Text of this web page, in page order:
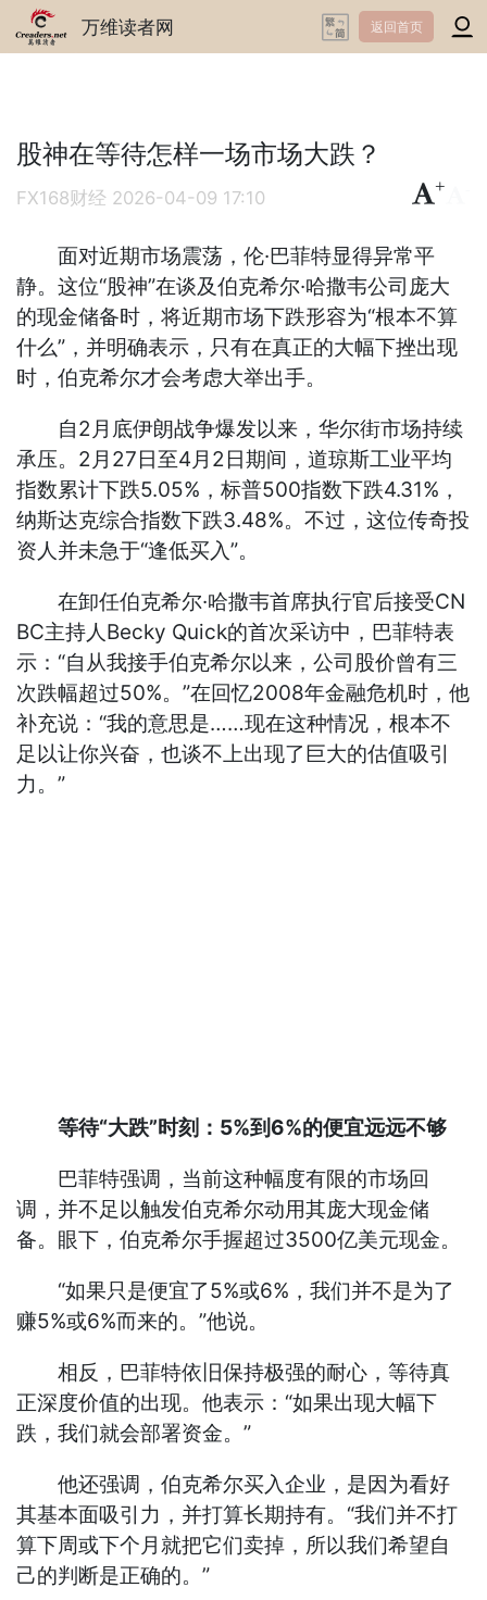
万维读者网 返回首页
股神在等待怎样一场市场大跌？
FX168财经 2026-04-09 17:10
+
面对近期市场震荡，伦·巴菲特显得异常平
静。这位“股神”在谈及伯克希尔·哈撒韦公司庞大
的现金储备时，将近期市场下跌形容为“根本不算
什么”，并明确表示，只有在真正的大幅下挫出现
时，伯克希尔才会考虑大举出手。
自2月底伊朗战争爆发以来，华尔街市场持续
承压。2月27日至4月2日期间，道琼斯工业平均
指数累计下跌5.05%，标普500指数下跌4.31%，
纳斯达克综合指数下跌3.48%。不过，这位传奇投
资人并未急于“逢低买入”。
在卸任伯克希尔·哈撒韦首席执行官后接受CN
BC主持人Becky Quick的首次采访中，巴菲特表
示：“自从我接手伯克希尔以来，公司股价曾有三
次跌幅超过50%。”在回忆2008年金融危机时，他
补充说：“我的意思是……现在这种情况，根本不
足以让你兴奋，也谈不上出现了巨大的估值吸引
力。”
等待“大跌”时刻：5%到6%的便宜远远不够
巴菲特强调，当前这种幅度有限的市场回
调，并不足以触发伯克希尔动用其庞大现金储
备。眼下，伯克希尔手握超过3500亿美元现金。
“如果只是便宜了5%或6%，我们并不是为了
赚5%或6%而来的。”他说。
相反，巴菲特依旧保持极强的耐心，等待真
正深度价值的出现。他表示：“如果出现大幅下
跌，我们就会部署资金。”
他还强调，伯克希尔买入企业，是因为看好
其基本面吸引力，并打算长期持有。“我们并不打
算下周或下个月就把它们卖掉，所以我们希望自
己的判断是正确的。”